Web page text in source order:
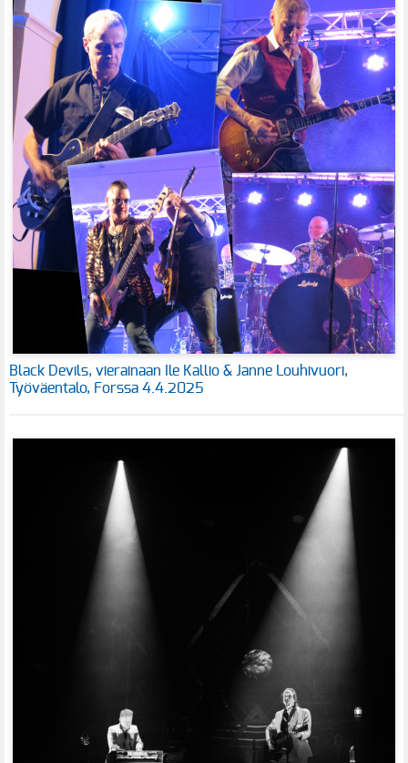
Black Devils, vierainaan Ile Kallio & Janne Louhivuori,
Työväentalo, Forssa 4.4.2025